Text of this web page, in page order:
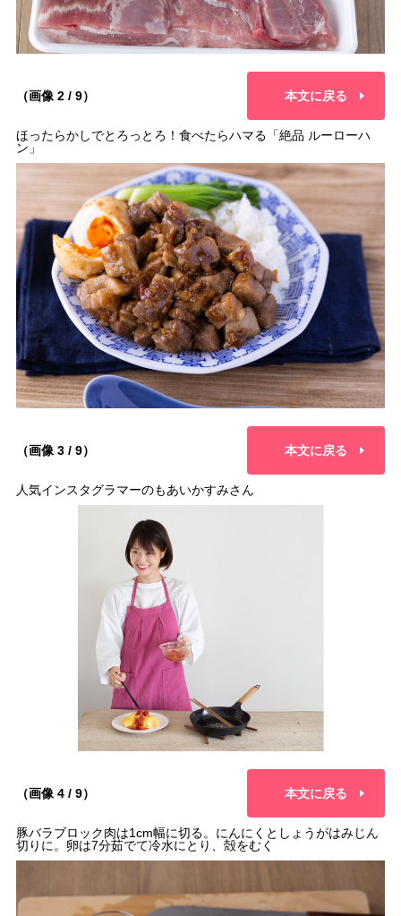
（画像 2 / 9） 本文に戻る
ほったらかしでとろっとろ！食べたらハマる「絶品 ルーローハ
ン」
（画像 3 / 9） 本文に戻る
人気インスタグラマーのもあいかすみさん
（画像 4 / 9） 本文に戻る
豚バラブロック肉は1cm幅に切る。にんにくとしょうがはみじん
切りに。卵は7分茹でて冷水にとり、殻をむく